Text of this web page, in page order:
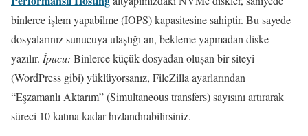
binlerce işlem yapabilme (IOPS) kapasitesine sahiptir. Bu sayede
dosyalarınız sunucuya ulaştığı an, bekleme yapmadan diske
yazılır. İpucu: Binlerce küçük dosyadan oluşan bir siteyi
(WordPress gibi) yüklüyorsanız, FileZilla ayarlarından
“Eşzamanlı Aktarım” (Simultaneous transfers) sayısını artırarak
süreci 10 katına kadar hızlandırabilirsiniz.